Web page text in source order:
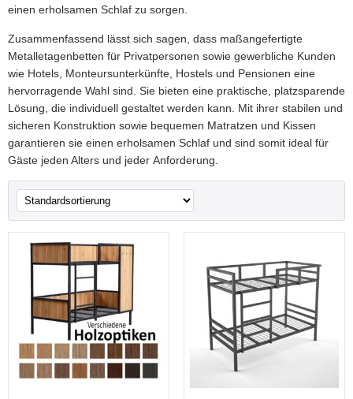
einen erholsamen Schlaf zu sorgen.
Zusammenfassend lässt sich sagen, dass maßangefertigte
Metalletagenbetten für Privatpersonen sowie gewerbliche Kunden
wie Hotels, Monteursunterkünfte, Hostels und Pensionen eine
hervorragende Wahl sind. Sie bieten eine praktische, platzsparende
Lösung, die individuell gestaltet werden kann. Mit ihrer stabilen und
sicheren Konstruktion sowie bequemen Matratzen und Kissen
garantieren sie einen erholsamen Schlaf und sind somit ideal für
Gäste jeden Alters und jeder Anforderung.